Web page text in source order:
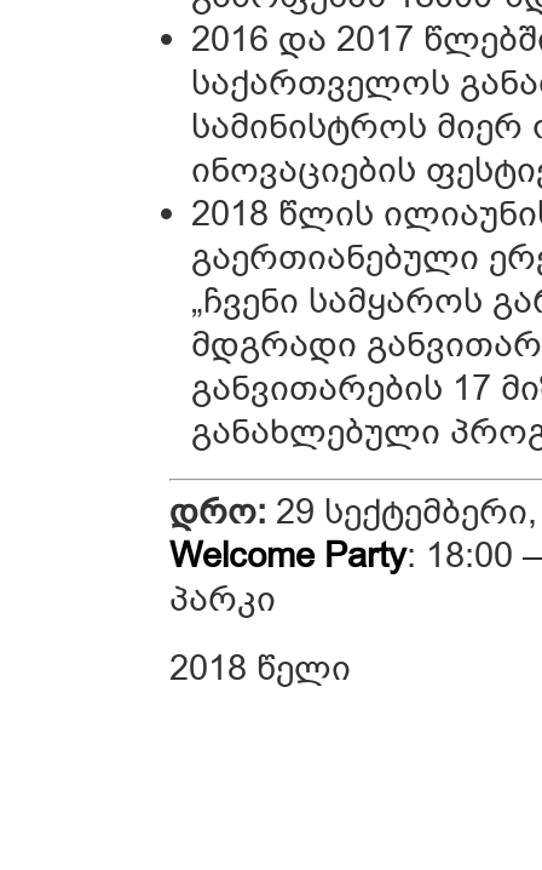
2016 და 2017
საქართველოს
სამინისტროს მიერ
ინოვაციების
2018 წლის
გაერთიანებული
„ჩვენი სამყაროს
მდგრადი
განვითარების 17
განახლებული
დრო: 29
Welcome Party: 18:00
პარკი
2018 წელი